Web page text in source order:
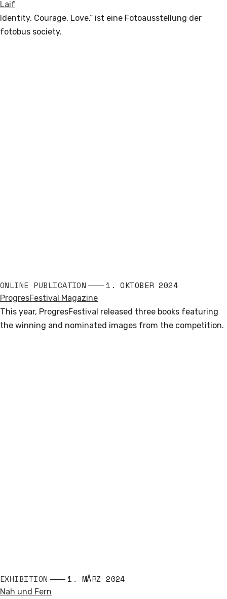
Laif
Identity, Courage, Love.“ ist eine Fotoausstellung der
fotobus society.
ONLINE PUBLICATION 1. OKTOBER 2024
ProgresFestival Magazine
This year, ProgresFestival released three books featuring
the winning and nominated images from the competition.
EXHIBITION 1. MÄRZ 2024
Nah und Fern